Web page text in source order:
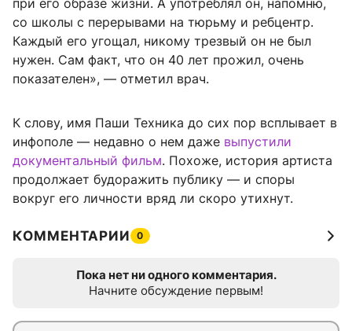
при его образе жизни. А употреблял он, напомню,
со школы с перерывами на тюрьму и ребцентр.
Каждый его угощал, никому трезвый он не был
нужен. Сам факт, что он 40 лет прожил, очень
показателен», — отметил врач.
К слову, имя Паши Техника до сих пор всплывает в
инфополе — недавно о нем даже выпустили
документальный фильм. Похоже, история артиста
продолжает будоражить публику — и споры
вокруг его личности вряд ли скоро утихнут.
КОММЕНТАРИИ 0
Пока нет ни одного комментария.
Начните обсуждение первым!